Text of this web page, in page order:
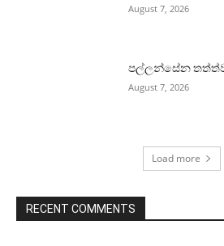
August 7, 2026
පල්ලන්සේන
August 7, 2026
Load more
RECENT COMMENTS